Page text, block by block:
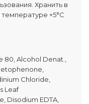
Хранить в
+5°C
Alcohol Denat.,
Chloride,
Leaf
Disodium EDTA,